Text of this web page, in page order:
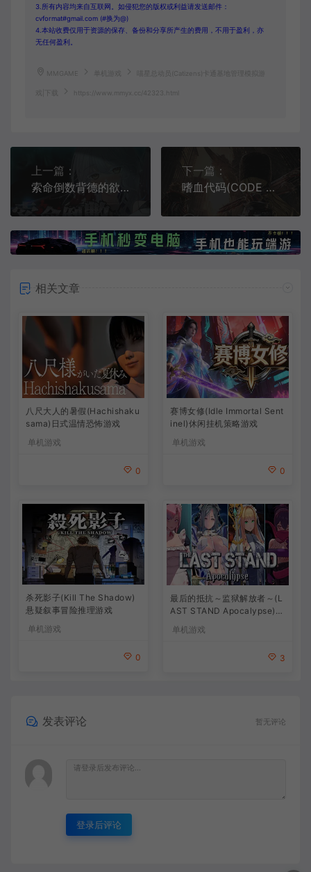
3.所有内容均来自互联网。如侵犯您的版权或利益请发送邮件：
cvformat#gmail.com (#换为@)
4.本站收费仅用于资源的保存、备份和分享所产生的费用，不用于盈利，亦
无任何盈利。
MMGAME 喵星总动员(Catizens)卡通基地管理模拟游
https://www.mmyx.cc/42323.html
上一篇：
索命倒数背德的欲望清单(Fatal Countdown)末日策略生存游戏|下载
下一篇：
嗜血代码(CODE VEIN)繁中|PC|ACT|修改器|硬核动作角色扮演游戏
相关文章
八尺大人的暑假(Hachishaku
sama)日式温情恐怖游戏
单机游戏
0
赛博女修(Idle Immortal Sent
inel)休闲挂机策略游戏
单机游戏
0
杀死影子(Kill The Shadow)
悬疑叙事冒险推理游戏
单机游戏
0
最后的抵抗～监狱解放者～(L
AST STAND Apocalypse)卡
单机游戏
3
发表评论 暂无评论
登录后评论